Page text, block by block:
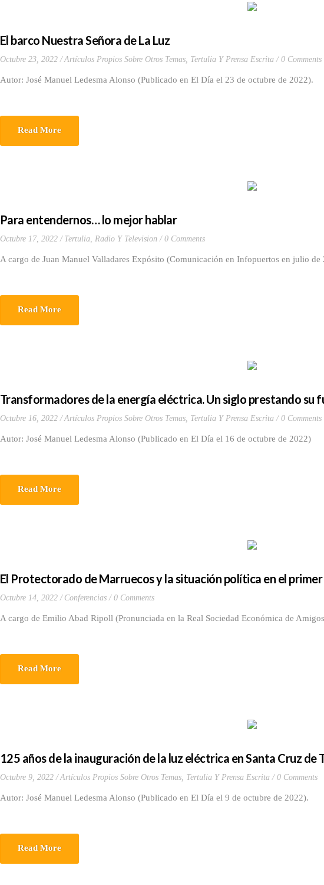
El barco Nuestra Señora de La Luz
Octubre 23, 2022 Artículos Propios Sobre Otros Temas, Tertulia Y Prensa Escrita 0 Comments
Autor: José Manuel Ledesma Alonso (Publicado en El Día el 23 de octubre de 2022).
Read More
Para entendernos… lo mejor hablar
Octubre 17, 2022 Tertulia, Radio Y Television 0 Comments
A cargo de Juan Manuel Valladares Expósito (Comunicación en Infopuertos en julio de
Read More
Transformadores de la energía eléctrica. Un siglo prestando su
Octubre 16, 2022 Artículos Propios Sobre Otros Temas, Tertulia Y Prensa Escrita 0 Comments
Autor: José Manuel Ledesma Alonso (Publicado en El Día el 16 de octubre de 2022)
Read More
El Protectorado de Marruecos y la situación política en el
Octubre 14, 2022 Conferencias 0 Comments
A cargo de Emilio Abad Ripoll (Pronunciada en la Real Sociedad Económica de
Read More
125 años de la inauguración de la luz eléctrica en Santa Cruz de
Octubre 9, 2022 Artículos Propios Sobre Otros Temas, Tertulia Y Prensa Escrita 0 Comments
Autor: José Manuel Ledesma Alonso (Publicado en El Día el 9 de octubre de 2022).
Read More